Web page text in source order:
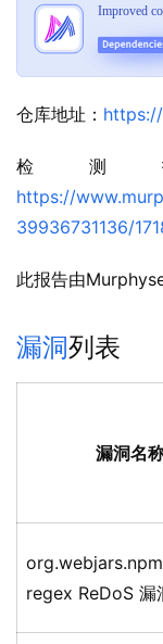
仓库地址：
检测
https://
39936731136/
此报告由
漏洞列表
漏洞名
regex ReDoS 漏